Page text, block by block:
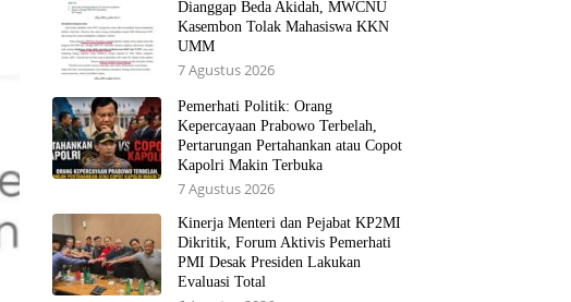
Dianggap Beda Akidah, MWCNU
Kasembon Tolak Mahasiswa KKN
UMM
7 Agustus 2026
Pemerhati Politik: Orang
Kepercayaan Prabowo Terbelah,
Pertarungan Pertahankan atau Copot
Kapolri Makin Terbuka
7 Agustus 2026
Kinerja Menteri dan Pejabat KP2MI
Dikritik, Forum Aktivis Pemerhati
PMI Desak Presiden Lakukan
Evaluasi Total